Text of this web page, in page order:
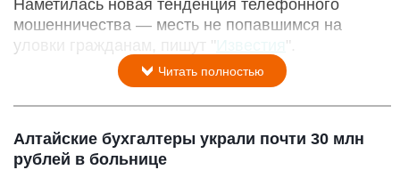
Наметилась новая тенденция телефонного
мошенничества — месть не попавшимся на
уловки гражданам, пишут "Известия ".
Читать полностью
Алтайские бухгалтеры украли почти 30 млн
рублей в больнице